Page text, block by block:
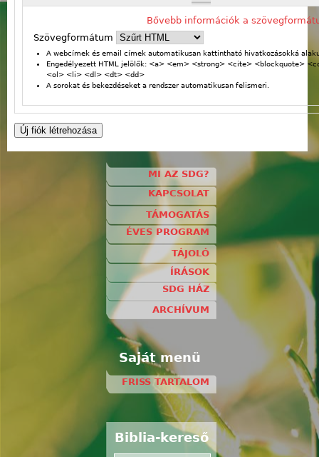
Bővebb információk a
Szövegformátum
A webcímek és email címek automatikusan kattintható hivatkozásokká
Engedélyezett HTML jelölők: <a> <em> <strong> <cite> <blockquote>
<ol> <li> <dl> <dt> <dd>
A sorokat és bekezdéseket a rendszer automatikusan felismeri.
MI AZ SDG?
KAPCSOLAT
TÁMOGATÁS
ÉVES PROGRAM
TÁJOLÓ
ÍRÁSOK
SDG HÁZ
ARCHÍVUM
Saját menü
FRISS TARTALOM
Biblia-kereső